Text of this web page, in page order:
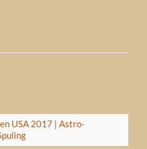
USA 2017 | Astro-